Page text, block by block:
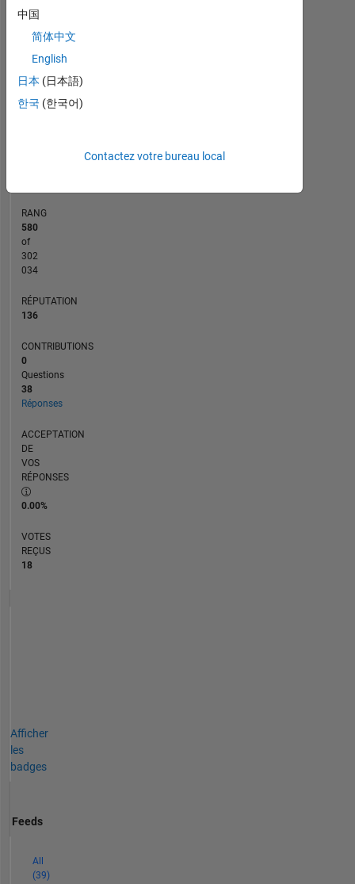
CONTRIBUTIONS
1
2
4
CHRONOLOGIE
RANG
580
of
302
034
RÉPUTATION
136
CONTRIBUTIONS
0
Questions
38
Réponses
ACCEPTATION
DE
VOS
RÉPONSES
0.00%
VOTES
REÇUS
18
Afficher
les
badges
Feeds
All
(39)
中国
简体中文
English
日本 (日本語)
한국 (한국어)
Contactez votre bureau local